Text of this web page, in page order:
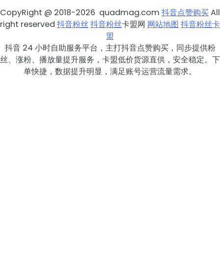
CopyRight @ 2018-2026 quadmag.com 抖音点赞购买All
right reserved 抖音粉丝抖音粉丝卡盟网 网站地图 抖音粉丝卡
盟
抖音 24 小时自助服务平台，主打抖音点赞购买，同步提供粉
丝、涨粉、播放量提升服务，卡盟低价货源直供，安全稳定。下
单快捷，数据提升明显，满足账号运营流量需求。